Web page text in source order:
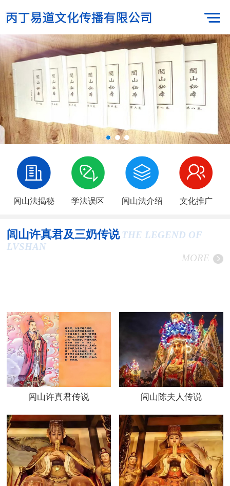
闾山法揭秘 学法误区 闾山法介绍 文化推广
闾山许真君及三奶传说 THE LEGEND OF
LVSHAN
MORE
闾山许真君传说 闾山陈夫人传说